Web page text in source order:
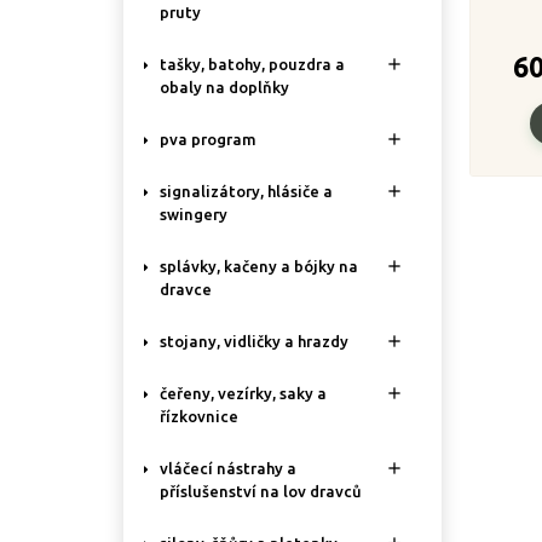
pruty
tašky, batohy, pouzdra a
obaly na doplňky

pva program 
signalizátory, hlásiče a
swingery

splávky, kačeny a bójky na
dravce

stojany, vidličky a hrazdy 
čeřeny, vezírky, saky a
řízkovnice

vláčecí nástrahy a
příslušenství na lov dravců
